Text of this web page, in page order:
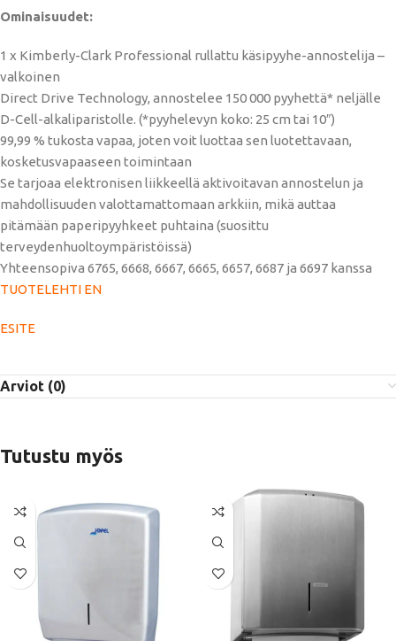
Ominaisuudet:
1 x Kimberly-Clark Professional rullattu käsipyyhe-annostelija –
valkoinen
Direct Drive Technology, annostelee 150 000 pyyhettä* neljälle
D-Cell-alkaliparistolle. (*pyyhelevyn koko: 25 cm tai 10″)
99,99 % tukosta vapaa, joten voit luottaa sen luotettavaan,
kosketusvapaaseen toimintaan
Se tarjoaa elektronisen liikkeellä aktivoitavan annostelun ja
mahdollisuuden valottamattomaan arkkiin, mikä auttaa
pitämään paperipyyhkeet puhtaina (suosittu
terveydenhuoltoympäristöissä)
Yhteensopiva 6765, 6668, 6667, 6665, 6657, 6687 ja 6697 kanssa
TUOTELEHTI EN
ESITE
Arviot (0)
Tutustu myös